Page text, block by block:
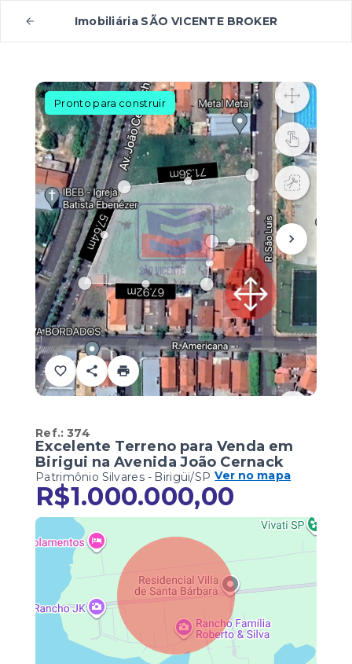
Imobiliária SÃO VICENTE BROKER
Pronto para construir
Ref.:374
Excelente Terreno para Venda em
Birigui na Avenida João Cernack
Patrimônio Silvares - Birigüi/SP Ver no mapa
R$1.000.000,00